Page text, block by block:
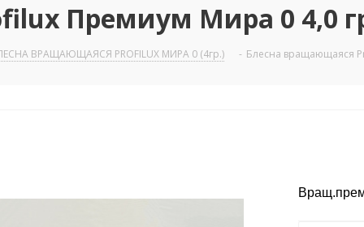
Премиум Мира 0 4,0
ВРАЩАЮЩАЯСЯ PROFILUX МИРА 0 (4гр.) - Блесна вращающаяся